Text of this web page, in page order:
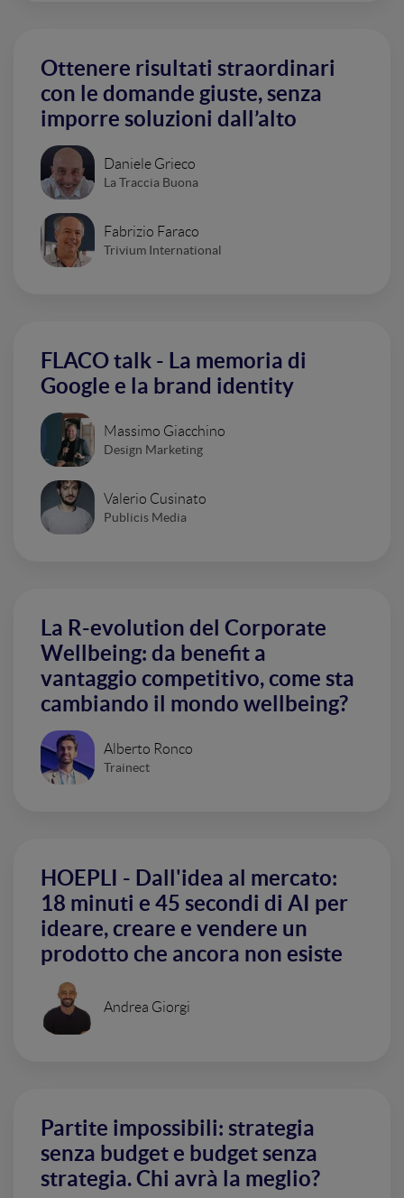
Ottenere risultati straordinari
con le domande giuste, senza
imporre soluzioni dall’alto
Daniele Grieco
La Traccia Buona
Fabrizio Faraco
Trivium International
FLACO talk - La memoria di
Google e la brand identity
Massimo Giacchino
Design Marketing
Valerio Cusinato
Publicis Media
La R-evolution del Corporate
Wellbeing: da benefit a
vantaggio competitivo, come sta
cambiando il mondo wellbeing?
Alberto Ronco
Trainect
HOEPLI - Dall'idea al mercato:
18 minuti e 45 secondi di AI per
ideare, creare e vendere un
prodotto che ancora non esiste
Andrea Giorgi
Partite impossibili: strategia
senza budget e budget senza
strategia. Chi avrà la meglio?